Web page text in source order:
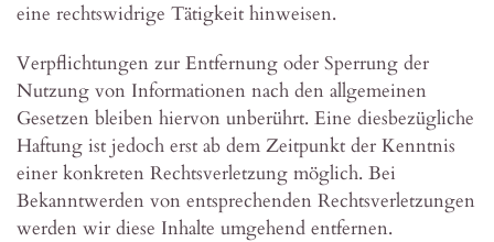
eine rechtswidrige Tätigkeit hinweisen.
Verpflichtungen zur Entfernung oder Sperrung der
Nutzung von Informationen nach den allgemeinen
Gesetzen bleiben hiervon unberührt. Eine diesbezügliche
Haftung ist jedoch erst ab dem Zeitpunkt der Kenntnis
einer konkreten Rechtsverletzung möglich. Bei
Bekanntwerden von entsprechenden Rechtsverletzungen
werden wir diese Inhalte umgehend entfernen.